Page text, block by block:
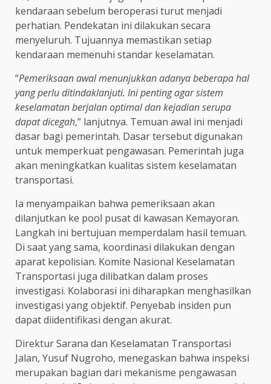
kendaraan sebelum beroperasi turut menjadi
perhatian. Pendekatan ini dilakukan secara
menyeluruh. Tujuannya memastikan setiap
kendaraan memenuhi standar keselamatan.
“Pemeriksaan awal menunjukkan adanya beberapa hal
yang perlu ditindaklanjuti. Ini penting agar sistem
keselamatan berjalan optimal dan kejadian serupa
dapat dicegah,” lanjutnya. Temuan awal ini menjadi
dasar bagi pemerintah. Dasar tersebut digunakan
untuk memperkuat pengawasan. Pemerintah juga
akan meningkatkan kualitas sistem keselamatan
transportasi.
Ia menyampaikan bahwa pemeriksaan akan
dilanjutkan ke pool pusat di kawasan Kemayoran.
Langkah ini bertujuan memperdalam hasil temuan.
Di saat yang sama, koordinasi dilakukan dengan
aparat kepolisian. Komite Nasional Keselamatan
Transportasi juga dilibatkan dalam proses
investigasi. Kolaborasi ini diharapkan menghasilkan
investigasi yang objektif. Penyebab insiden pun
dapat diidentifikasi dengan akurat.
Direktur Sarana dan Keselamatan Transportasi
Jalan, Yusuf Nugroho, menegaskan bahwa inspeksi
merupakan bagian dari mekanisme pengawasan